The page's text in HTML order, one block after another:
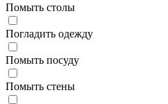
Помыть столы
Погладить одежду
Помыть посуду
Помыть стены